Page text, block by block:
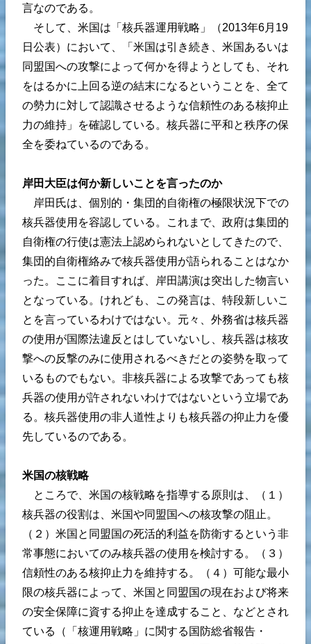
言なのである。
そして、米国は「核兵器運用戦略」（2013年6月19
日公表）において、「米国は引き続き、米国あるいは
同盟国への攻撃によって何かを得ようとしても、それ
をはるかに上回る逆の結末になるということを、全て
の勢力に対して認識させるような信頼性のある核抑止
力の維持」を確認している。核兵器に平和と秩序の保
全を委ねているのである。
岸田大臣は何か新しいことを言ったのか
岸田氏は、個別的・集団的自衛権の極限状況下での
核兵器使用を容認している。これまで、政府は集団的
自衛権の行使は憲法上認められないとしてきたので、
集団的自衛権絡みで核兵器使用が語られることはなか
った。ここに着目すれば、岸田講演は突出した物言い
となっている。けれども、この発言は、特段新しいこ
とを言っているわけではない。元々、外務省は核兵器
の使用が国際法違反とはしていないし、核兵器は核攻
撃への反撃のみに使用されるべきだとの姿勢を取って
いるものでもない。非核兵器による攻撃であっても核
兵器の使用が許されないわけではないという立場であ
る。核兵器使用の非人道性よりも核兵器の抑止力を優
先しているのである。
米国の核戦略
ところで、米国の核戦略を指導する原則は、（１）
核兵器の役割は、米国や同盟国への核攻撃の阻止。
（２）米国と同盟国の死活的利益を防衛するという非
常事態においてのみ核兵器の使用を検討する。（３）
信頼性のある核抑止力を維持する。（４）可能な最小
限の核兵器によって、米国と同盟国の現在および将来
の安全保障に資する抑止を達成すること、などとされ
ている（「核運用戦略」に関する国防総省報告・